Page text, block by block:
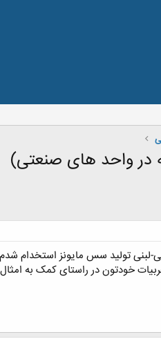
تولید سس مایونز استخدام شدم
خودتون در راستای کمک به